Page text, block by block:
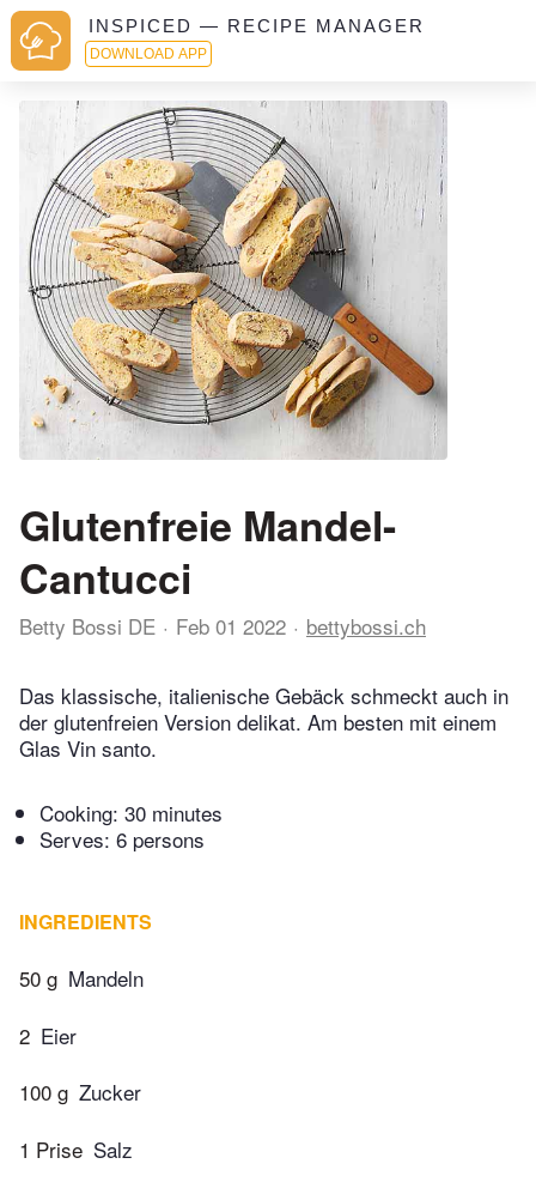
INSPICED — RECIPE MANAGER
DOWNLOAD APP
Glutenfreie Mandel-
Cantucci
Betty Bossi DE Feb 01 2022 bettybossi.ch
Das klassische, italienische Gebäck schmeckt auch in
der glutenfreien Version delikat. Am besten mit einem
Glas Vin santo.
Cooking: 30 minutes
Serves: 6 persons
INGREDIENTS
50 g Mandeln
2 Eier
100 g Zucker
1 Prise Salz